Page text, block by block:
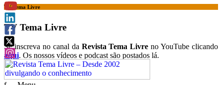
TV Tema Livre
TV Tema Livre
Se inscreva no canal da Revista Tema Livre no YouTube clicando
aqui. Os nossos vídeos e podcast são postados lá.